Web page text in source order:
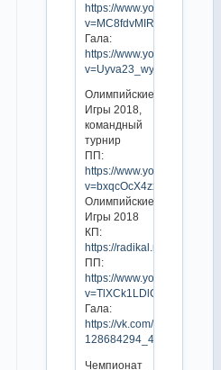
https://www.youtube.com/
v=MC8fdvMIRPc
Гала:
https://www.youtube.com/
v=Uyva23_wyVE
Олимпийские
Игры 2018,
командный
турнир
ПП:
https://www.youtube.com/
v=bxqcOcX4zxM
Олимпийские
Игры 2018
КП:
https://radikal.ru/video/
ПП:
https://www.youtube.com/
v=TlXCk1LDlC0
Гала:
https://vk.com/video-
128684294_456239549
Чемпионат